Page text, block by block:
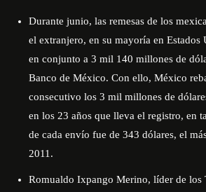
Durante junio, las remesas de los
el extranjero, en su mayoría en Estados
en conjunto a 3 mil 140 millones de
Banco de México. Con ello, México
consecutivo los 3 mil millones de
en los 23 años que lleva el registro, en
de cada envío fue de 343 dólares, el
2011.
Romualdo Ixpango Merino, líder de los